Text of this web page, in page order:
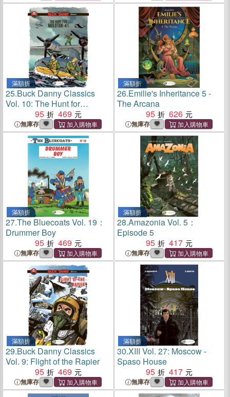
滿額折
25.Buck Danny Classics
Vol. 10: The Hunt for
Molotok-41
95 469
無庫存
滿額折
26.Emilie's Inheritance 5 -
The Arcana
95
626
無庫存
滿額折
27.The Bluecoats Vol. 19：
Drummer Boy
95
469
無庫存
滿額折
28.Amazonia Vol. 5：
Episode 5
95
417
無庫存
滿額折
29.Buck Danny Classics
Vol. 9: Flight of the Rapier
95
469
無庫存
滿額折
30.XIII Vol. 27: Moscow -
Spaso House
95
417
無庫存